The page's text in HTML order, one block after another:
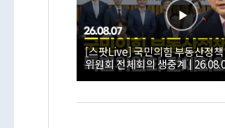
[스팟Live] 국민의힘 부동산정
위원회 전체회의 생중계 |